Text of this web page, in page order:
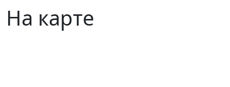
На карте